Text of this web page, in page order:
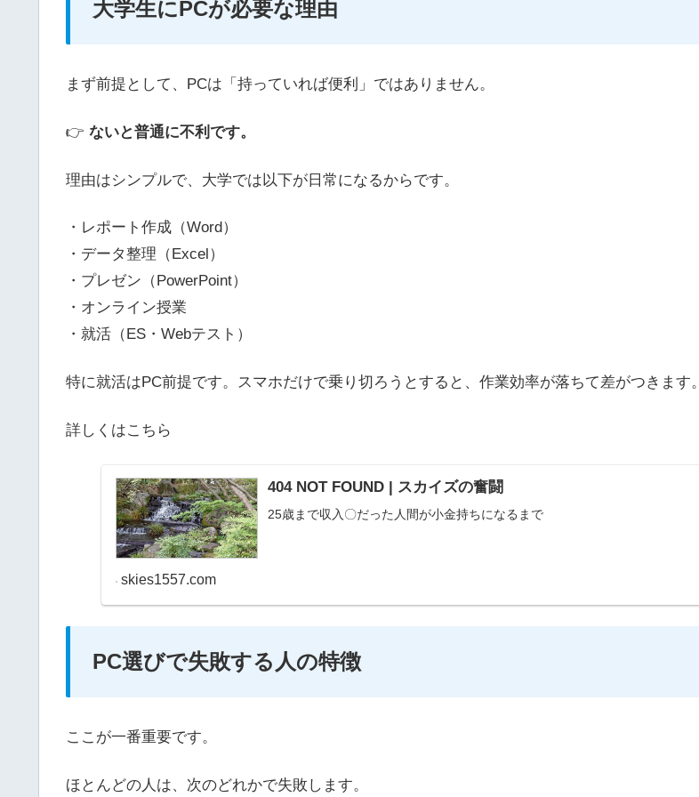
大学生にPCが必要な理由
まず前提として、PCは「持っていれば便利」ではありません。
👉 ないと普通に不利です。
理由はシンプルで、大学では以下が日常になるからです。
・レポート作成（Word）
・データ整理（Excel）
・プレゼン（PowerPoint）
・オンライン授業
・就活（ES・Webテスト）
特に就活はPC前提です。スマホだけで乗り切ろうとすると、作業効率が落ちて差がつきます。
詳しくはこちら
404 NOT FOUND | スカイズの奮闘
25歳まで収入〇だった人間が小金持ちになるまで
skies1557.com
PC選びで失敗する人の特徴
ここが一番重要です。
ほとんどの人は、次のどれかで失敗します。